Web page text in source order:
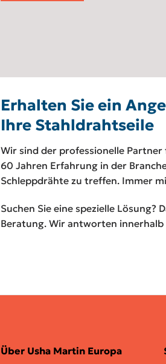
Erhalten Sie ein
Ihre Stahldrahtseile
Wir sind der professionelle
60 Jahren Erfahrung in der
Schleppdrähte zu treffen. Immer
Suchen Sie eine spezielle
Beratung. Wir antworten innerhalb
Über Usha Martin Europa